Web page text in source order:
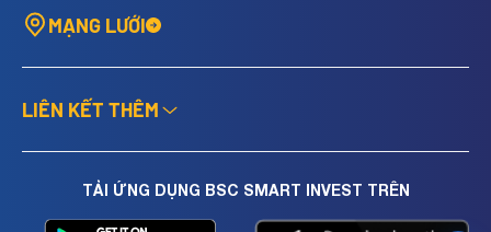
MẠNG LƯỚI
LIÊN KẾT THÊM
TẢI ỨNG DỤNG BSC SMART INVEST TRÊN